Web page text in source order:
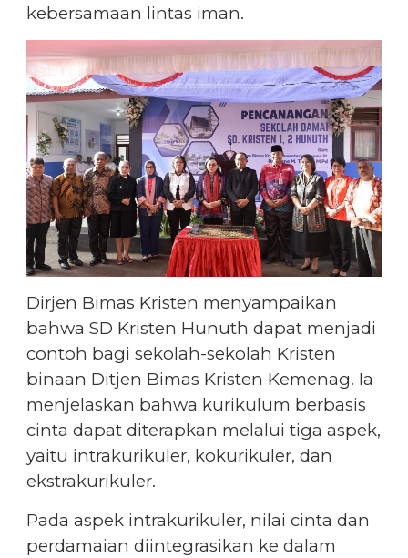
kebersamaan lintas iman.
Dirjen Bimas Kristen menyampaikan
bahwa SD Kristen Hunuth dapat menjadi
contoh bagi sekolah-sekolah Kristen
binaan Ditjen Bimas Kristen Kemenag. Ia
menjelaskan bahwa kurikulum berbasis
cinta dapat diterapkan melalui tiga aspek,
yaitu intrakurikuler, kokurikuler, dan
ekstrakurikuler.
Pada aspek intrakurikuler, nilai cinta dan
perdamaian diintegrasikan ke dalam